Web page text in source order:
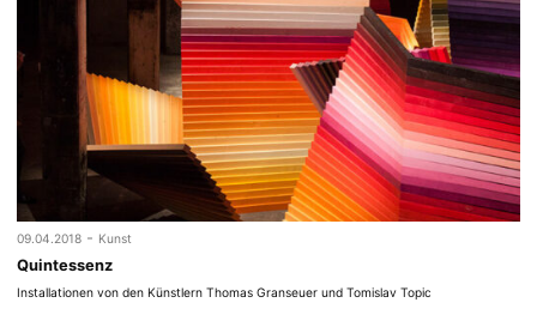
09.04.2018 - Kunst
Quintessenz
Installationen von den Künstlern Thomas Granseuer und Tomislav Topic